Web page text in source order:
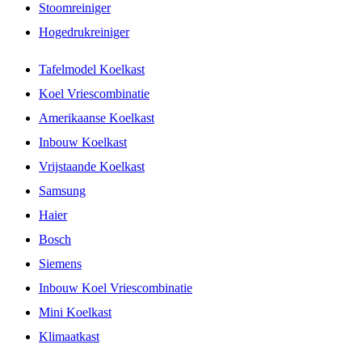
Stoomreiniger
Hogedrukreiniger
Tafelmodel Koelkast
Koel Vriescombinatie
Amerikaanse Koelkast
Inbouw Koelkast
Vrijstaande Koelkast
Samsung
Haier
Bosch
Siemens
Inbouw Koel Vriescombinatie
Mini Koelkast
Klimaatkast